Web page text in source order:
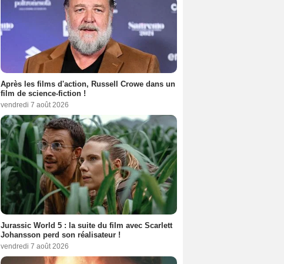
Après les films d'action, Russell Crowe dans un
film de science-fiction !
vendredi 7 août 2026
Jurassic World 5 : la suite du film avec Scarlett
Johansson perd son réalisateur !
vendredi 7 août 2026